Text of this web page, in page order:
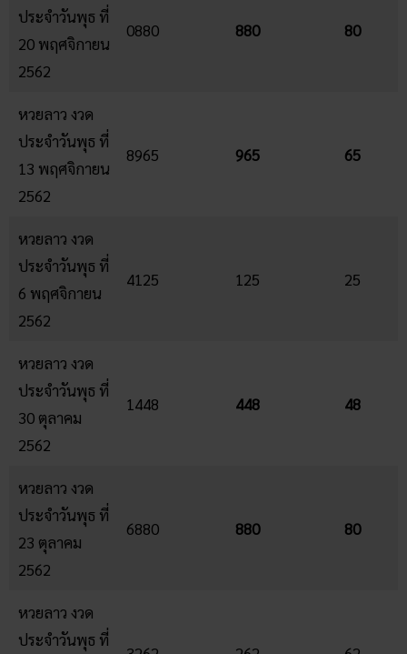
ประจำวันพุธ ที่
20 พฤศจิกายน
2562
0880 880 80
หวยลาว งวด
ประจำวันพุธ ที่
13 พฤศจิกายน
2562
8965 965 65
หวยลาว งวด
ประจำวันพุธ ที่
6 พฤศจิกายน
2562
4125 125 25
หวยลาว งวด
ประจำวันพุธ ที่
30 ตุลาคม
2562
1448 448 48
หวยลาว งวด
ประจำวันพุธ ที่
23 ตุลาคม
2562
6880 880 80
หวยลาว งวด
ประจำวันพุธ ที่